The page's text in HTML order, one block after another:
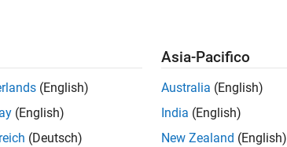
(English)
(English)
(Deutsch)
Asia-Pacifico
Australia (English)
India (English)
New Zealand (English)